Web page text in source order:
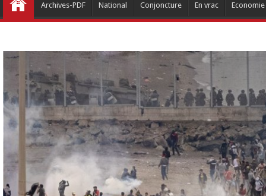
Archives-PDF National Conjoncture En vrac Economie